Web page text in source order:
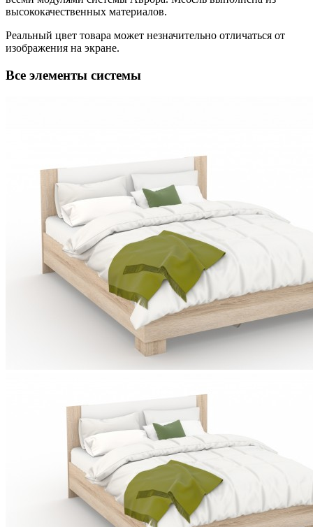
высококачественных материалов.
Реальный цвет товара может незначительно отличаться от
изображения на экране.
Все элементы системы